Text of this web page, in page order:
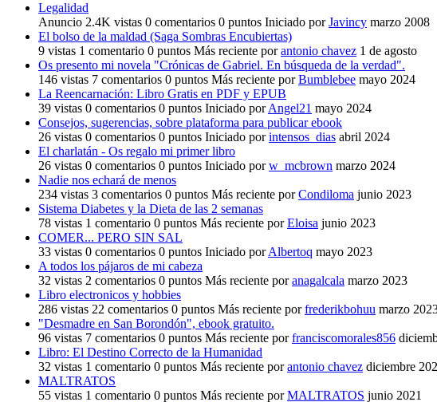
Legalidad
Anuncio 2.4K vistas 0 comentarios 0 puntos Iniciado porJavincy marzo 2008
El bolso de la maldad (Saga Sombras Encubiertas)
9 vistas 1 comentario 0 puntos Más reciente porantonio chavez 1 de agosto
Os presento mi novela "Crónicas de Gabriel. En búsqueda de la verdad".
146 vistas 7 comentarios 0 puntos Más reciente porBumblebee mayo 2024
La Reencarnación: Libro Gratis en PDF y EPUB
39 vistas 0 comentarios 0 puntos Iniciado porAngel21 mayo 2024
Consejos, sugerencias, sobre plataforma para publicar ebook
26 vistas 0 comentarios 0 puntos Iniciado porintensos_dias abril 2024
El charlatán - Os regalo mi primer libro
26 vistas 0 comentarios 0 puntos Iniciado porw_mcbrown marzo 2024
Nadie nos echará de menos
234 vistas 3 comentarios 0 puntos Más reciente porCondiloma junio 2023
Sistema Diabetes y la Dieta de las 2 semanas
78 vistas 1 comentario 0 puntos Más reciente porEloisa junio 2023
COMER... PERO SIN SAL
33 vistas 0 comentarios 0 puntos Iniciado porAlbertoq mayo 2023
A todos los pájaros de mi cabeza
32 vistas 2 comentarios 0 puntos Más reciente poranagalcala marzo 2023
Libro electronicos y hobbies
286 vistas 22 comentarios 0 puntos Más reciente porfrederikbohuu marzo
"Desmadre en San Borondón", ebook gratuito.
96 vistas 7 comentarios 0 puntos Más reciente porfranciscomorales856
Libro: El Destino Correcto de la Humanidad
32 vistas 1 comentario 0 puntos Más reciente porantonio chavez diciembre
MALTRATOS
55 vistas 1 comentario 0 puntos Más reciente porMALTRATOS junio 2021